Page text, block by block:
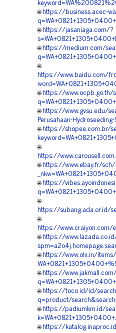
🌐 https://business.acec-
🌐 https://jasaniaga.com/?
🌐 https://medium.com/
🌐
https://www.baidu.com/
🌐 https://www.ocpb.go.th/
🌐 https://www.gvsu.edu/
Perusahaan-
🌐 https://shopee.com.br/
🌐
https://
🌐 https://www.ebay.fr/sch/
🌐 https://
🌐
https://subang.ada.or.id/
🌐
https://www.craiyon.com/
🌐 https://
🌐 https://www.olx.in/
🌐 https://
🌐 https://toco.id/id/
q=product/
🌐 https://padiumkm.id/
🌐 https://